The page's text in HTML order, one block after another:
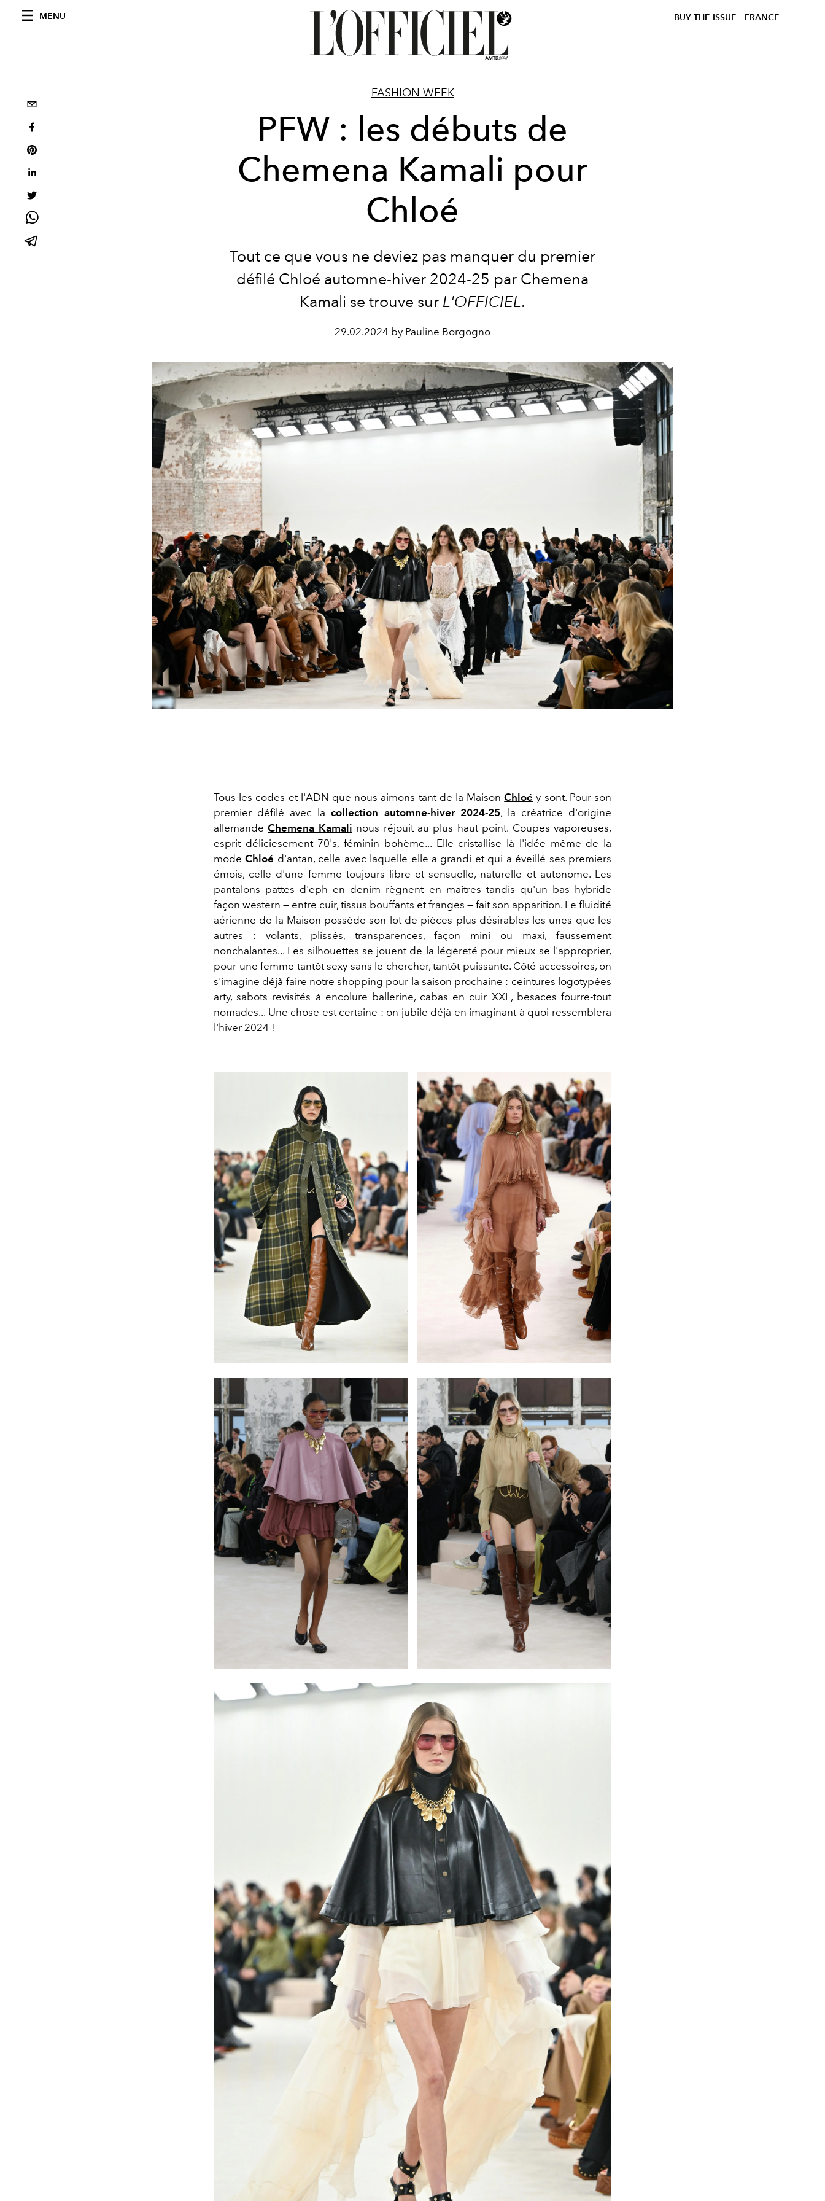
MENU BUY THE ISSUE FRANCE
FASHION WEEK
PFW : les débuts de
Chemena Kamali pour
Chloé
Tout ce que vous ne deviez pas manquer du premier
défilé Chloé automne-hiver 2024-25 par Chemena
Kamali se trouve sur L'OFFICIEL.
29.02.2024 by Pauline Borgogno
Tous les codes et l'ADN que nous aimons tant de la MaisonChloé y sont. Pour son
premier défilé avec lacollection automne-hiver 2024-25, la créatrice d'origine
allemandeChemena Kamali nous réjouit au plus haut point. Coupes vaporeuses,
esprit déliciesement 70's, féminin bohème... Elle cristallise là l'idée même de la
modeChloé d'antan, celle avec laquelle elle a grandi et qui a éveillé ses premiers
émois, celle d'une femme toujours libre et sensuelle, naturelle et autonome. Les
pantalons pattes d'eph en denim règnent en maîtres tandis qu'un bas hybride
façon western — entre cuir, tissus bouffants et franges — fait son apparition. Le fluidité
aérienne de la Maison possède son lot de pièces plus désirables les unes que les
autres : volants, plissés, transparences, façon mini ou maxi, faussement
nonchalantes... Les silhouettes se jouent de la légèreté pour mieux se l'approprier,
pour une femme tantôt sexy sans le chercher, tantôt puissante. Côté accessoires, on
s'imagine déjà faire notre shopping pour la saison prochaine : ceintures logotypées
arty, sabots revisités à encolure ballerine, cabas en cuir XXL, besaces fourre-tout
nomades... Une chose est certaine : on jubile déjà en imaginant à quoi ressemblera
l'hiver 2024 !